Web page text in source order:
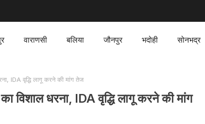
वाराणसी बलिया जौनपुर भदोही सोनभद्र
IDA वृद्धि लागू करने की मांग तेज
विशाल धरना, IDA वृद्धि लागू करने की मांग